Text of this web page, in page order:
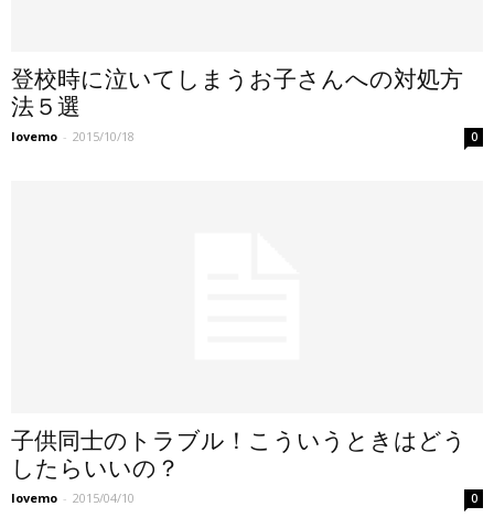
登校時に泣いてしまうお子さんへの対処方
法５選
lovemo - 2015/10/18 0
子供同士のトラブル！こういうときはどう
したらいいの？
lovemo - 2015/04/10 0